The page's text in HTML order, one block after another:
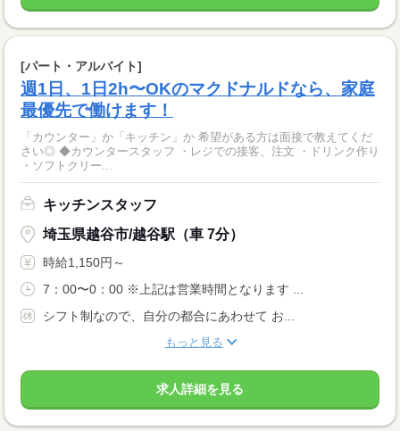
[パート・アルバイト]
週1日、1日2h〜OKのマクドナルドなら、家庭
最優先で働けます！
「カウンター」か「キッチン」か 希望がある方は面接で教えてくだ
さい◎ ◆カウンタースタッフ ・レジでの接客、注文 ・ドリンク作り
・ソフトクリー...
キッチンスタッフ
埼玉県越谷市/越谷駅（車 7分）
時給1,150円～
7：00〜0：00 ※上記は営業時間となります ...
シフト制なので、自分の都合にあわせて お...
もっと見る
求人詳細を見る